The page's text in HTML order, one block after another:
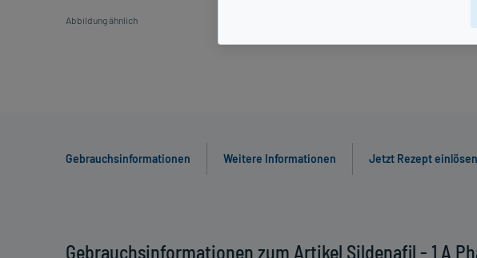
Abbildung ähnlich
Gebrauchsinformationen Weitere Informationen Jetzt Rezept einlösen
Gebrauchsinformationen zum Artikel Sildenafil - 1 A